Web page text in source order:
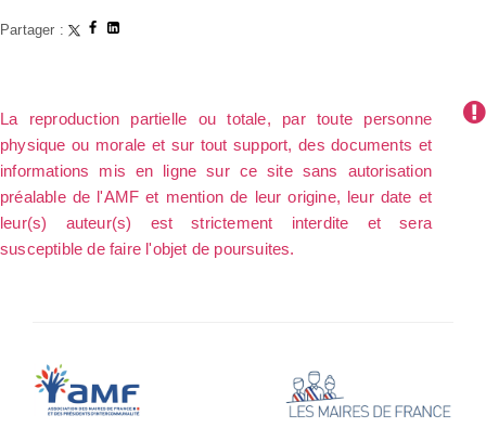
Partager :
La reproduction partielle ou totale, par toute personne
physique ou morale et sur tout support, des documents et
informations mis en ligne sur ce site sans autorisation
préalable de l'AMF et mention de leur origine, leur date et
leur(s) auteur(s) est strictement interdite et sera
susceptible de faire l'objet de poursuites.